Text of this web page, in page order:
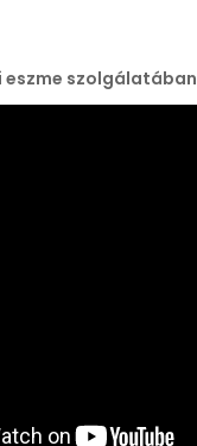
eszme szolgálatában